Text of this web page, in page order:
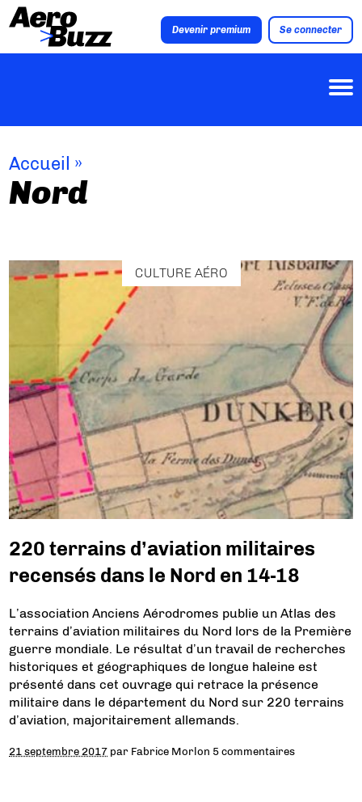
Devenir premium Se connecter
Accueil »
Nord
CULTURE AÉRO
220 terrains d’aviation militaires
recensés dans le Nord en 14-18
L’association Anciens Aérodromes publie un Atlas des
terrains d’aviation militaires du Nord lors de la Première
guerre mondiale. Le résultat d’un travail de recherches
historiques et géographiques de longue haleine est
présenté dans cet ouvrage qui retrace la présence
militaire dans le département du Nord sur 220 terrains
d’aviation, majoritairement allemands.
21 septembre 2017 par Fabrice Morlon 5 commentaires